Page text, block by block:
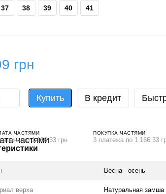
37 38 39 40 41
грн
Купить В кредит
ЧАСТЯМИ
по 1 166.33 грн
ПОКУПКА ЧАСТЯМИ
3 платежа по 1 166.33
Весна - осень
верха Натуральная замша